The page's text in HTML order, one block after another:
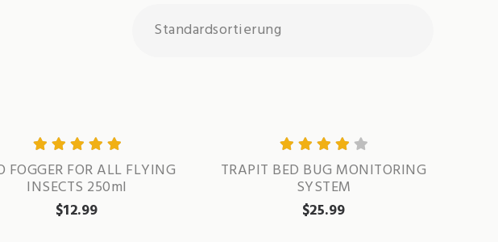
Bewertet mit
5.00von 5
FOGGER FOR ALL FLYING
INSECTS 250ml
$12.99
Bewertet
mit4.00
von 5
TRAPIT BED BUG MONITORING
SYSTEM
$25.99